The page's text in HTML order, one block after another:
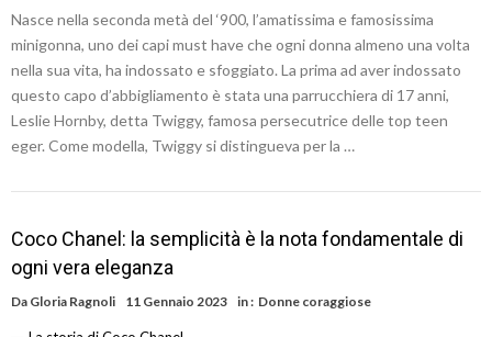
Nasce nella seconda metà del ‘900, l’amatissima e famosissima
minigonna, uno dei capi must have che ogni donna almeno una volta
nella sua vita, ha indossato e sfoggiato. La prima ad aver indossato
questo capo d’abbigliamento è stata una parrucchiera di 17 anni,
Leslie Hornby, detta Twiggy, famosa persecutrice delle top teen
eger. Come modella, Twiggy si distingueva per la …
Coco Chanel: la semplicità è la nota fondamentale di
ogni vera eleganza
Da Gloria Ragnoli 11 Gennaio 2023 in : Donne coraggiose